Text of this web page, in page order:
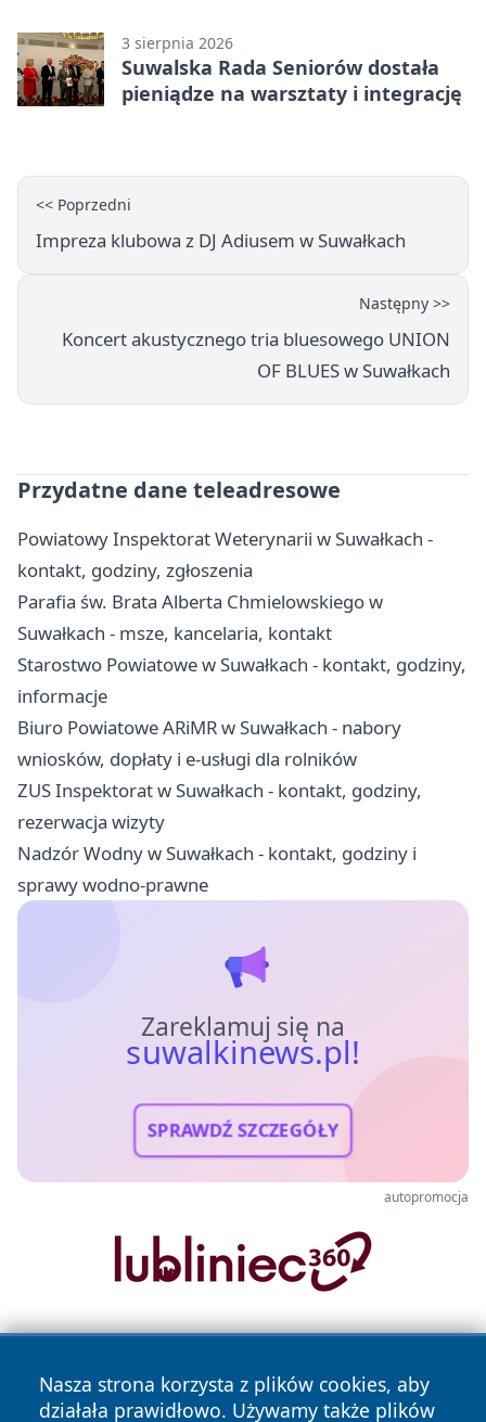
3 sierpnia 2026
Suwalska Rada Seniorów dostała
pieniądze na warsztaty i integrację
<< Poprzedni
Impreza klubowa z DJ Adiusem w Suwałkach
Następny >>
Koncert akustycznego tria bluesowego UNION
OF BLUES w Suwałkach
Przydatne dane teleadresowe
Powiatowy Inspektorat Weterynarii w Suwałkach -
kontakt, godziny, zgłoszenia
Parafia św. Brata Alberta Chmielowskiego w
Suwałkach - msze, kancelaria, kontakt
Starostwo Powiatowe w Suwałkach - kontakt, godziny,
informacje
Biuro Powiatowe ARiMR w Suwałkach - nabory
wniosków, dopłaty i e-usługi dla rolników
ZUS Inspektorat w Suwałkach - kontakt, godziny,
rezerwacja wizyty
Nadzór Wodny w Suwałkach - kontakt, godziny i
sprawy wodno-prawne
Zareklamuj się na
suwalkinews.pl!
SPRAWDŹ SZCZEGÓŁY
autopromocja
Nasza strona korzysta z plików cookies, aby
działała prawidłowo. Używamy także plików